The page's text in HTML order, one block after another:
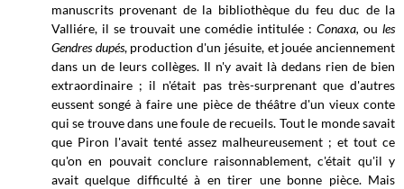
manuscrits provenant de la bibliothèque du feu duc de la
Valliére, il se trouvait une comédie intitulée : Conaxa, ou les
Gendres dupés, production d'un jésuite, et jouée anciennement
dans un de leurs collèges. Il n'y avait là dedans rien de bien
extraordinaire ; il n'était pas très-surprenant que d'autres
eussent songé à faire une pièce de théâtre d'un vieux conte
qui se trouve dans une foule de recueils. Tout le monde savait
que Piron l'avait tenté assez malheureusement ; et tout ce
qu'on en pouvait conclure raisonnablement, c'était qu'il y
avait quelque difficulté à en tirer une bonne pièce. Mais